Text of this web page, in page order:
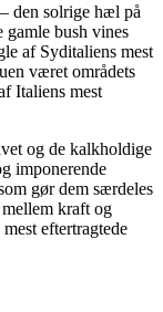
den solrige hæl på
gamle bush vines
af Syditaliens mest
været områdets
Italiens mest
og de kalkholdige
imponerende
gør dem særdeles
kraft og
eftertragtede